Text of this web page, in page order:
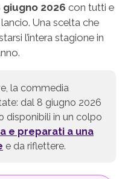
giugno 2026 con tutti e
Una scelta che
l’intera stagione in
la commedia
dal 8 giugno 2026
disponibili in un colpo
e preparati a una
e da riflettere.